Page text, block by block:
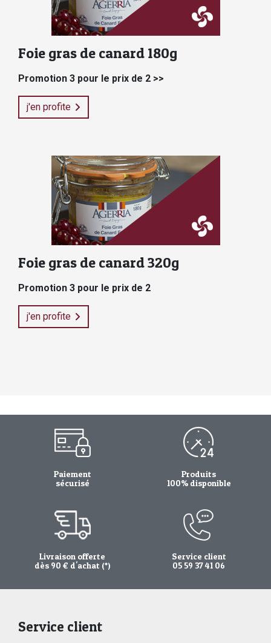
Foie gras de canard 180g
Promotion 3 pour le prix de 2 >>
j'en profite
Foie gras de canard 320g
Promotion 3 pour le prix de 2
j'en profite
Paiement
sécurisé
Produits
100% disponible
Livraison offerte
dès 90 € d'achat (*)
Service client
05 59 37 41 06
Service client